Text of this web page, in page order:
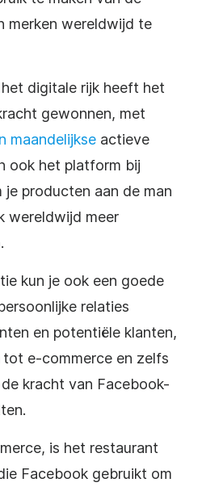
merken wereldwijd te
digitale rijk heeft het
gewonnen, met
maandelijkse actieve
ook het platform bij
producten aan de man
wereldwijd meer
kun je ook een goede
relaties
en potentiële klanten,
e-commerce en zelfs
kracht van Facebook-
is het restaurant
Facebook gebruikt om